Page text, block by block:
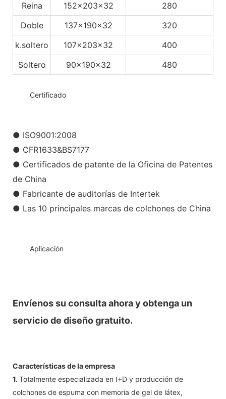
Reina
152x203x32
280
Doble
137x190x32
320
k.soltero
107x203x32
400
Soltero
90x190x32 480
Certificado
● ISO9001:2008
● CFR1633&BS7177
● Certificados de patente de la Oficina de Patentes
de China
● Fabricante de auditorías de Intertek
● Las 10 principales marcas de colchones de China
Aplicación
Envíenos su consulta ahora y obtenga un
servicio de diseño gratuito.
Características de la empresa
1. Totalmente especializada en I+D y producción de
colchones de espuma con memoria de gel de látex,